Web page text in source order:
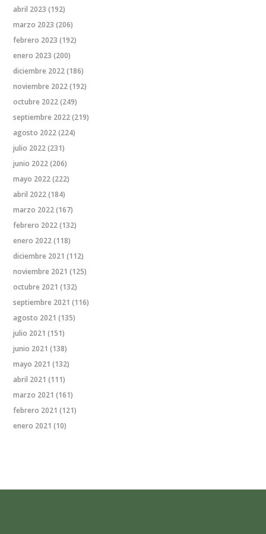
abril 2023 (192)
marzo 2023 (206)
febrero 2023 (192)
enero 2023 (200)
diciembre 2022(186)
noviembre 2022(192)
octubre 2022(249)
septiembre 2022(219)
agosto 2022(224)
julio 2022(231)
junio 2022(206)
mayo 2022(222)
abril 2022(184)
marzo 2022(167)
febrero 2022(132)
enero 2022(118)
diciembre 2021 (112)
noviembre 2021 (125)
octubre 2021 (132)
septiembre 2021 (116)
agosto 2021 (135)
julio 2021 (151)
junio 2021 (138)
mayo 2021 (132)
abril 2021 (111)
marzo 2021 (161)
febrero 2021 (121)
enero 2021 (10)